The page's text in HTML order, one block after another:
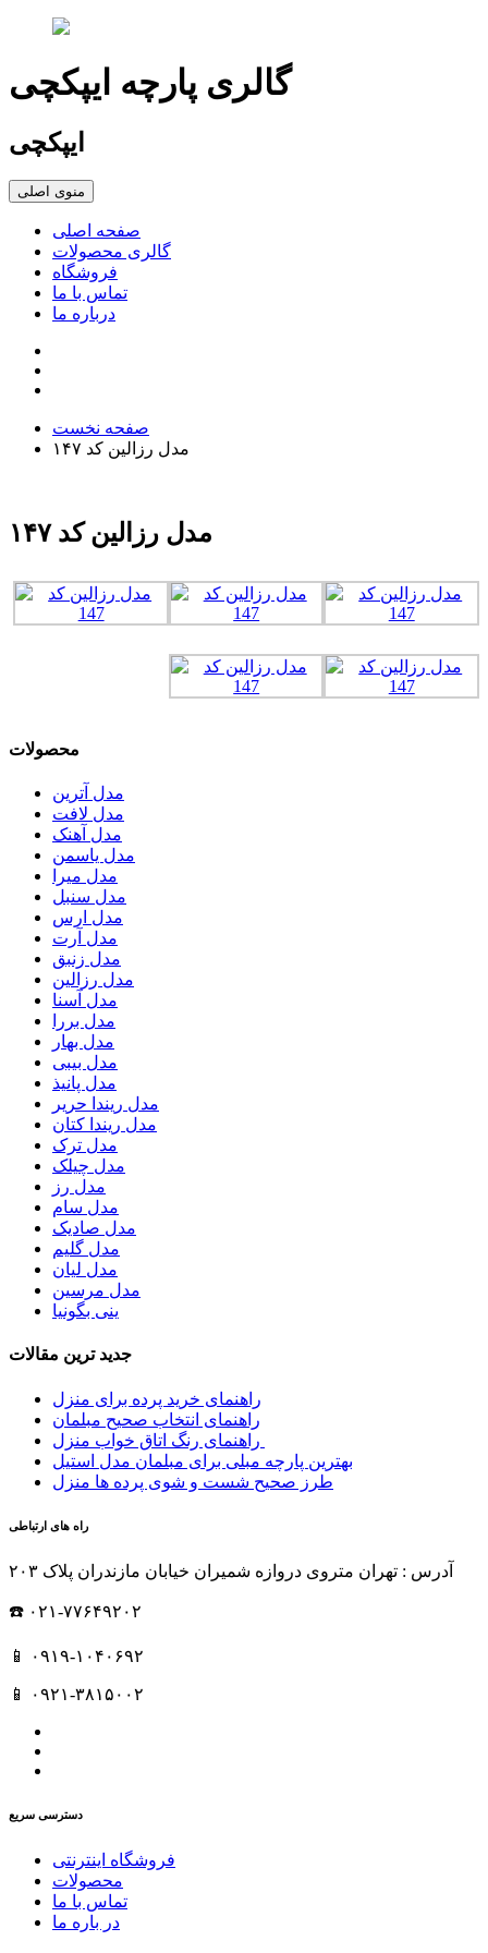
گالری پارچه ایپکچی
ایپکچی
منوی اصلی
صفحه اصلی
گالری محصولات
فروشگاه
تماس با ما
درباره ما
صفحه نخست
مدل رزالین کد ۱۴۷
مدل رزالین کد ۱۴۷
محصولات
مدل آترین
مدل لافت
مدل آهنک
مدل یاسمن
مدل میرا
مدل سنبل
مدل ارس
مدل آرت
مدل زنبق
مدل رزالین
مدل آسنا
مدل بررا
مدل بهار
مدل بیبی
مدل پانیذ
مدل ریندا حریر
مدل ریندا کتان
مدل ترک
مدل چیلک
مدل رز
مدل سام
مدل صادیک
مدل گلیم
مدل لیان
مدل مرسین
ینی بگونیا
جدید ترین مقالات
راهنمای خرید پرده برای منزل
راهنمای انتخاب صحیح مبلمان
بهترین پارچه مبلی برای مبلمان مدل استیل
طرز صحیح شست و شوی پرده ها منزل
راه های ارتباطی
آدرس : تهران متروی دروازه شمیران خیابان مازندران پلاک ۲۰۳
☎️ ۰۲۱-۷۷۶۴۹۲۰۲
📱 ۰۹۱۹-۱۰۴۰۶۹۲
📱 ۰۹۲۱-۳۸۱۵۰۰۲
دسترسی سریع
فروشگاه اینترنتی
محصولات
تماس با ما
در باره ما